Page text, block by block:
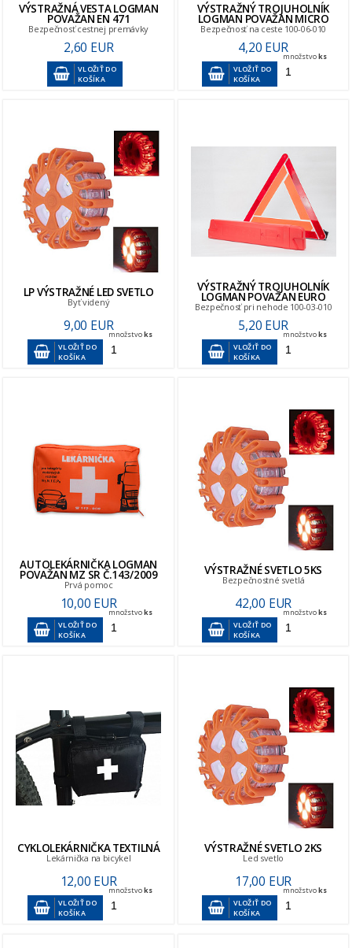
VÝSTRAŽNÁ VESTA LOGMAN
POVAŽAN EN 471
Bezpečnosť cestnej premávky
2,60 EUR
VLOŽIŤ DO
KOŠÍKA
VÝSTRAŽNÝ TROJUHOLNÍK
LOGMAN POVAŽAN MICRO
Bezpečnosť na ceste 100-06-010
4,20 EUR
VLOŽIŤ DO
KOŠÍKA
množstvoks
LP VÝSTRAŽNÉ LED SVETLO
Byť videný
9,00 EUR
VLOŽIŤ DO
KOŠÍKA
množstvoks
VÝSTRAŽNÝ TROJUHOLNÍK
LOGMAN POVAŽAN EURO
Bezpečnosť pri nehode 100-03-010
5,20 EUR
VLOŽIŤ DO
KOŠÍKA
množstvoks
AUTOLEKÁRNIČKA LOGMAN
POVAŽAN MZ SR Č.143/2009
Prvá pomoc
10,00 EUR
VLOŽIŤ DO
KOŠÍKA
množstvoks
VÝSTRAŽNÉ SVETLO 5KS
Bezpečnostné svetlá
42,00 EUR
VLOŽIŤ DO
KOŠÍKA
množstvoks
CYKLOLEKÁRNIČKA TEXTILNÁ
Lekárnička na bicykel
12,00 EUR
VLOŽIŤ DO
KOŠÍKA
množstvoks
VÝSTRAŽNÉ SVETLO 2KS
Led svetlo
17,00 EUR
VLOŽIŤ DO
KOŠÍKA
množstvoks